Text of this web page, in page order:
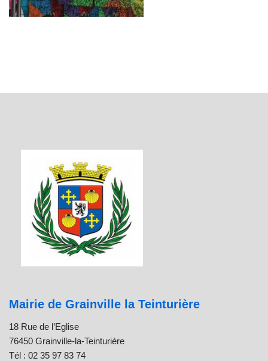
Mairie de Grainville la Teinturière
18 Rue de l’Eglise
76450 Grainville-la-Teinturière
Tél : 02 35 97 83 74